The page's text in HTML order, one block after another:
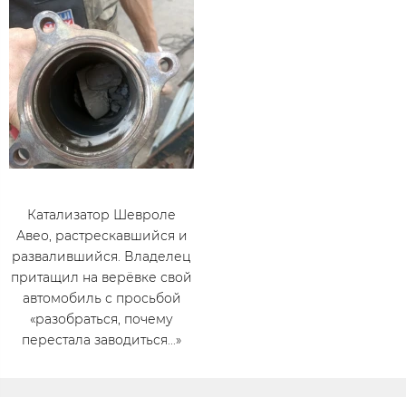
Катализатор Шевроле
Авео, растрескавшийся и
развалившийся. Владелец
притащил на верёвке свой
автомобиль с просьбой
«разобраться, почему
перестала заводиться...»